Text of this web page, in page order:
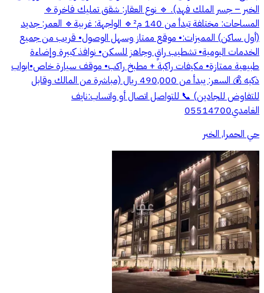
الخبر – جسر الملك فهد). 🔹 نوع العقار: شقق تمليك فاخرة🔹
المساحات: مختلفة تبدأ من 140 م²🔹 الواجهة: غربية🔹 العمر: جديد
(أول ساكن) المميزات:• موقع ممتاز وسهل الوصول• قريب من جميع
الخدمات اليومية• تشطيب راقٍ وجاهز للسكن• نوافذ كبيرة وإضاءة
طبيعية ممتازة• مكيفات راكبة + مطبخ راكب• موقف سيارة خاص•ابواب
ذكيه 💰 السعر: يبدأ من 490,000 ريال (مباشرة من المالك وقابل
للتفاوض للجادين) 📞 للتواصل اتصال أو واتساب:نايف
الغامدي05514700
حي الحمرا, الخبر